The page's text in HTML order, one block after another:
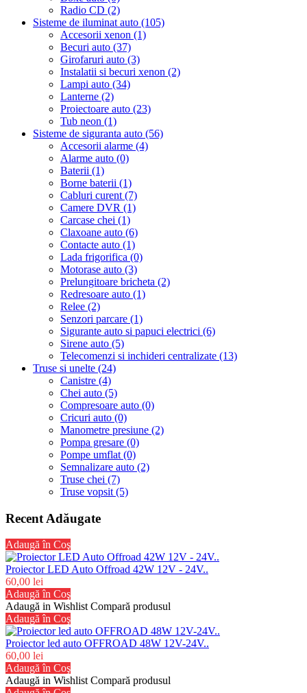
Radio CD (2)
Sisteme de iluminat auto (105)
Accesorii xenon (1)
Becuri auto (37)
Girofaruri auto (3)
Instalatii si becuri xenon (2)
Lampi auto (34)
Lanterne (2)
Proiectoare auto (23)
Tub neon (1)
Sisteme de siguranta auto (56)
Accesorii alarme (4)
Alarme auto (0)
Baterii (1)
Borne baterii (1)
Cabluri curent (7)
Camere DVR (1)
Carcase chei (1)
Claxoane auto (6)
Contacte auto (1)
Lada frigorifica (0)
Motorase auto (3)
Prelungitoare bricheta (2)
Redresoare auto (1)
Relee (2)
Senzori parcare (1)
Sigurante auto si papuci electrici (6)
Sirene auto (5)
Telecomenzi si inchideri centralizate (13)
Truse si unelte (24)
Canistre (4)
Chei auto (5)
Compresoare auto (0)
Cricuri auto (0)
Manometre presiune (2)
Pompa gresare (0)
Pompe umflat (0)
Semnalizare auto (2)
Truse chei (7)
Truse vopsit (5)
Recent Adăugate
Adaugă în Coş
Proiector LED Auto Offroad 42W 12V - 24V..
60,00 lei
Adaugă în Coş
Adaugă in Wishlist Compară produsul
Adaugă în Coş
Proiector led auto OFFROAD 48W 12V-24V..
60,00 lei
Adaugă în Coş
Adaugă in Wishlist Compară produsul